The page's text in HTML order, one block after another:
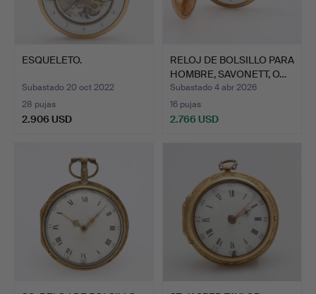
ESQUELETO.
Subastado 20 oct 2022
28 pujas
2.906 USD
RELOJ DE BOLSILLO PARA
HOMBRE, SAVONETT, O…
Subastado 4 abr 2026
16 pujas
2.766 USD